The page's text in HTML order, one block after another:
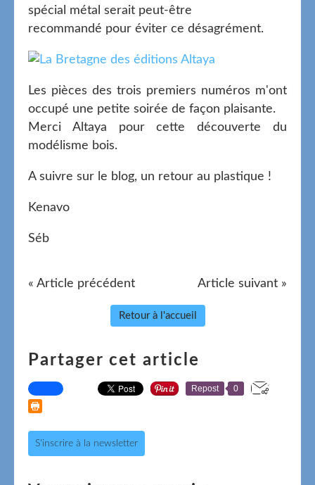
spécial métal serait peut-être
recommandé pour éviter ce désagrément.
Les pièces des trois premiers numéros m'ont
occupé une petite soirée de façon plaisante.
Merci Altaya pour cette découverte du
modélisme bois.
A suivre sur le blog, un retour au plastique !
Kenavo
Séb
« Article précédent Article suivant »
Retour à l'accueil
Partager cet article
Repost 0
S'inscrire à la newsletter